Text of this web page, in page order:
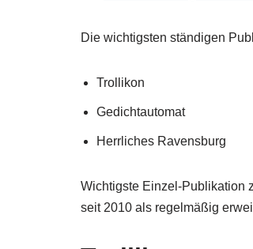
Die wichtigsten ständigen
Trollikon
Gedichtautomat
Herrliches Ravensburg
Wichtigste Einzel-Publikation
seit 2010 als regelmäßig